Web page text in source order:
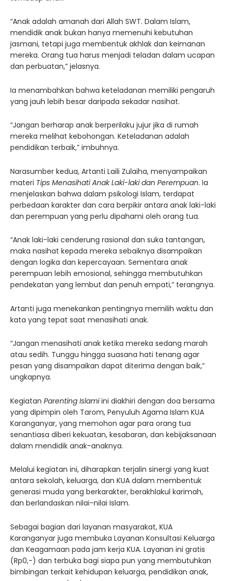
“Anak adalah amanah dari Allah SWT. Dalam Islam,
mendidik anak bukan hanya memenuhi kebutuhan
jasmani, tetapi juga membentuk akhlak dan keimanan
mereka. Orang tua harus menjadi teladan dalam ucapan
dan perbuatan,” jelasnya.
Ia menambahkan bahwa keteladanan memiliki pengaruh
yang jauh lebih besar daripada sekadar nasihat.
“Jangan berharap anak berperilaku jujur jika di rumah
mereka melihat kebohongan. Keteladanan adalah
pendidikan terbaik,” imbuhnya.
Narasumber kedua, Artanti Laili Zulaiha, menyampaikan
materi Tips Menasihati Anak Laki-laki dan Perempuan. Ia
menjelaskan bahwa dalam psikologi Islam, terdapat
perbedaan karakter dan cara berpikir antara anak laki-laki
dan perempuan yang perlu dipahami oleh orang tua.
“Anak laki-laki cenderung rasional dan suka tantangan,
maka nasihat kepada mereka sebaiknya disampaikan
dengan logika dan kepercayaan. Sementara anak
perempuan lebih emosional, sehingga membutuhkan
pendekatan yang lembut dan penuh empati,” terangnya.
Artanti juga menekankan pentingnya memilih waktu dan
kata yang tepat saat menasihati anak.
“Jangan menasihati anak ketika mereka sedang marah
atau sedih. Tunggu hingga suasana hati tenang agar
pesan yang disampaikan dapat diterima dengan baik,”
ungkapnya.
Kegiatan Parenting Islamiini diakhiri dengan doa bersama
yang dipimpin oleh Tarom, Penyuluh Agama Islam KUA
Karanganyar, yang memohon agar para orang tua
senantiasa diberi kekuatan, kesabaran, dan kebijaksanaan
dalam mendidik anak-anaknya.
Melalui kegiatan ini, diharapkan terjalin sinergi yang kuat
antara sekolah, keluarga, dan KUA dalam membentuk
generasi muda yang berkarakter, berakhlakul karimah,
dan berlandaskan nilai-nilai Islam.
Sebagai bagian dari layanan masyarakat, KUA
Karanganyar juga membuka Layanan Konsultasi Keluarga
dan Keagamaan pada jam kerja KUA. Layanan ini gratis
(Rp0,-) dan terbuka bagi siapa pun yang membutuhkan
bimbingan terkait kehidupan keluarga, pendidikan anak,